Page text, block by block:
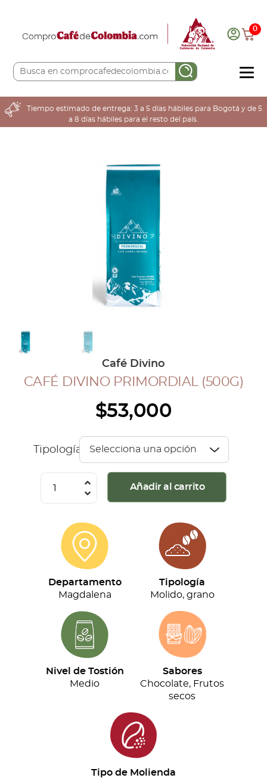
0
COMPRA AQUÍ
COLOMBIA CAFETERA
COLECCIÓN CAFETERA
INGRESAR
Inicia Sesión
Tiempo estimado de entrega: 3 a 5 días hábiles para Bogotá y de 5
a 8 días hábiles para el resto del país.
Café Divino
CAFÉ DIVINO PRIMORDIAL (500G)
$53,000
Tipología
(500G)
cantidad
Añadir al carrito
Departamento
Magdalena
Tipología
Molido, grano
Nivel de Tostión
Medio
Sabores
Chocolate, Frutos
secos
Tipo de Molienda